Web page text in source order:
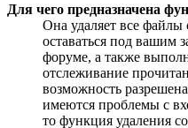
Для чего предназначена
Она удаляет все файлы
оставаться под вашим
форуме, а также
отслеживание
возможность
имеются проблемы с
то функция удаления